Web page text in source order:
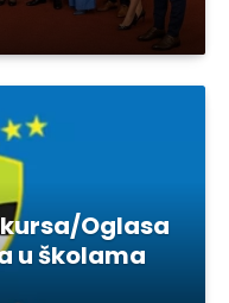
Oglasa
u školama